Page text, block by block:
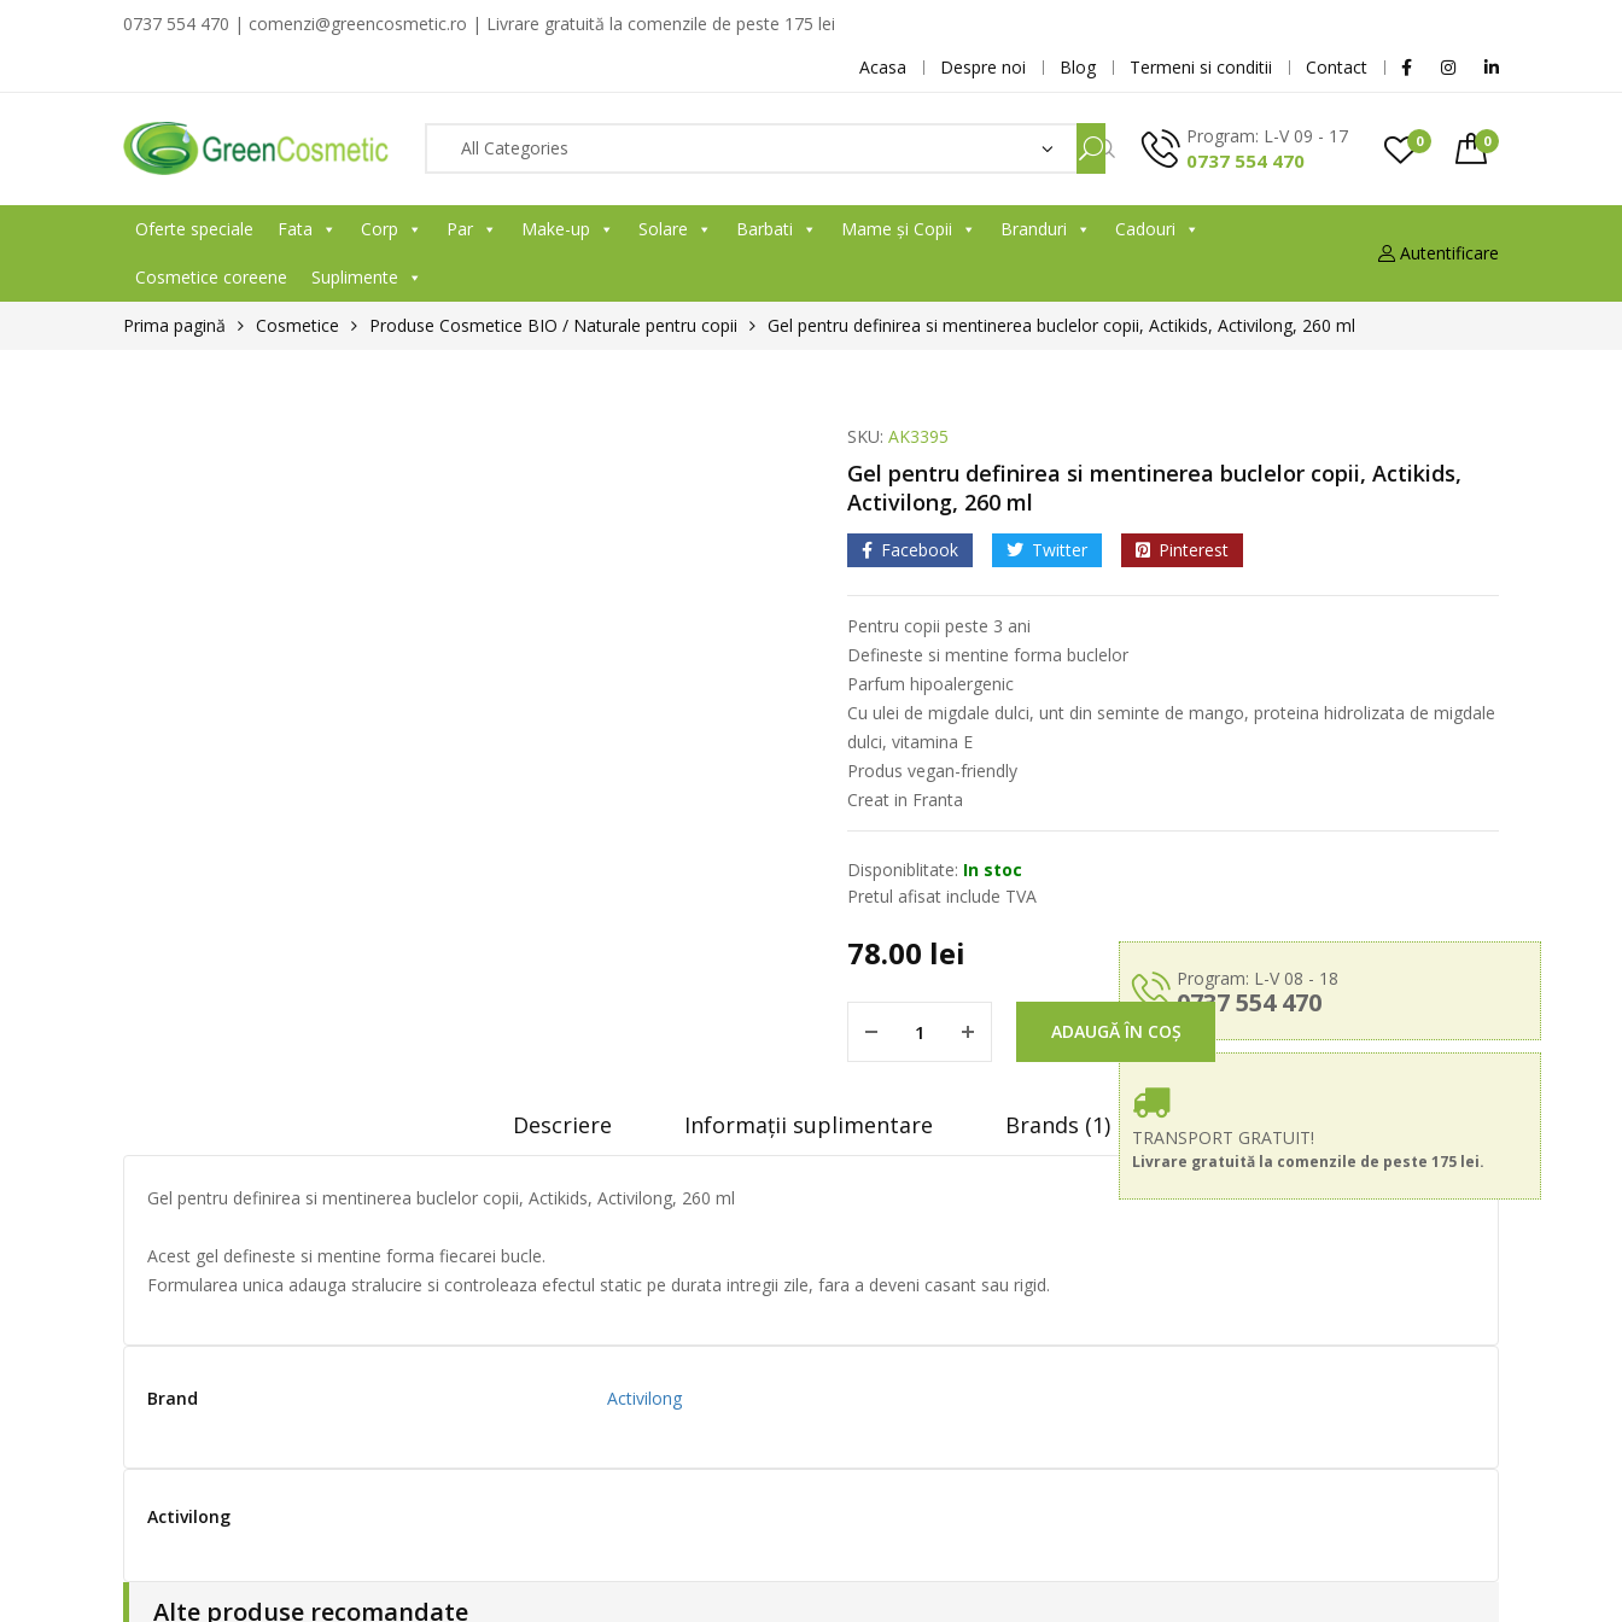
0737 554 470 | comenzi@greencosmetic.ro | Livrare gratuită la comenzile de peste 175 lei
Acasa
Despre noi Blog Termeni si conditii Contact
Program: L-V 09 - 17
0737 554 470
0 0
Oferte speciale Fata Corp Par Make-up Solare Barbati Mame și Copii Branduri Cadouri
Cosmetice coreene Suplimente
Autentificare
Prima pagină Cosmetice Produse Cosmetice BIO / Naturale pentru copii Gel pentru definirea si mentinerea buclelor copii, Actikids, Activilong, 260 ml
SKU: AK3395
Gel pentru definirea si mentinerea buclelor copii, Actikids,
Activilong, 260 ml
Facebook Twitter Pinterest
Pentru copii peste 3 ani
Defineste si mentine forma buclelor
Parfum hipoalergenic
Cu ulei de migdale dulci, unt din seminte de mango, proteina hidrolizata de migdale
dulci, vitamina E
Produs vegan-friendly
Creat in Franta
Disponiblitate: In stoc
Pretul afisat include TVA
Program: L-V 08 - 18
0737 554 470
TRANSPORT GRATUIT!
Livrare gratuită la comenzile de peste 175 lei.
78.00 lei
ADAUGĂ ÎN COȘ
Descriere Informații suplimentare Brands (1)
Gel pentru definirea si mentinerea buclelor copii, Actikids, Activilong, 260 ml
Acest gel defineste si mentine forma fiecarei bucle.
Formularea unica adauga stralucire si controleaza efectul static pe durata intregii zile, fara a deveni casant sau rigid.
Brand Activilong
Activilong
Alte produse recomandate